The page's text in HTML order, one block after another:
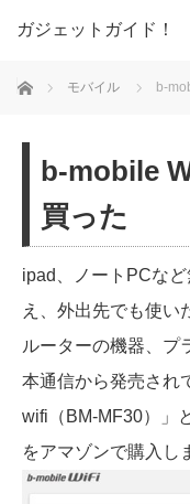
ガジェットガイド！
ホーム モバイル b-
b-mobile
買った
ipad、ノートPCな
え、外出先でも使い
ルーターの機器、プ
本通信から発売され
wifi（BM-MF30）」
をアマゾンで購入し